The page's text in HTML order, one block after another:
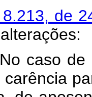
8.213, de
caso de